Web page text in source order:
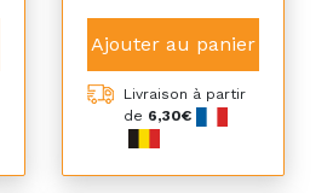
Ajouter au panier
Livraison à partir
de 6,30€